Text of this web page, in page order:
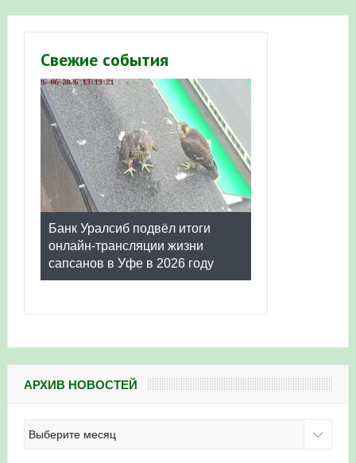
Свежие события
Банк Уралсиб подвёл итоги
онлайн-трансляции жизни
сапсанов в Уфе в 2026 году
АРХИВ НОВОСТЕЙ
Архив
новостей